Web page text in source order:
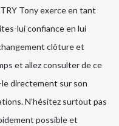
Tony exerce en tant
lui confiance en lui
clôture et
et allez consulter de ce
le directement sur son
N’hésitez surtout pas
possible et